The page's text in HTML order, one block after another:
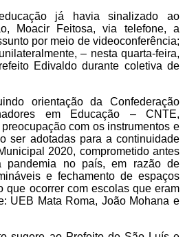
já havia sinalizado ao
Moacir Feitosa, via telefone, a
por meio de videoconferência;
– nesta quarta-feira,
Edivaldo durante coletiva de
orientação da Confederação
em Educação – CNTE,
com os instrumentos e
ser adotadas para a continuidade
2020, comprometido antes
pandemia no país, em razão de
e fechamento de espaços
que ocorrer com escolas que eram
UEB Mata Roma, João Mohana e